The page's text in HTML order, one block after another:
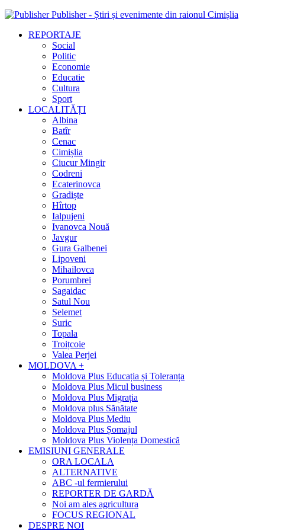
Publisher - Știri și evenimente din raionul Cimișlia
REPORTAJE
Social
Politic
Economie
Educatie
Cultura
Sport
LOCALITĂȚI
Albina
Batîr
Cenac
Cimișlia
Ciucur Mingir
Codreni
Ecaterinovca
Gradiște
Hîrtop
Ialpujeni
Ivanovca Nouă
Javgur
Gura Galbenei
Lipoveni
Mihailovca
Porumbrei
Sagaidac
Satul Nou
Selemet
Suric
Topala
Troițcoie
Valea Perjei
MOLDOVA +
Moldova Plus Educația și Toleranța
Moldova Plus Micul business
Moldova Plus Migrația
Moldova plus Sănătate
Moldova Plus Mediu
Moldova Plus Șomajul
Moldova Plus Violența Domestică
EMISIUNI GENERALE
ORA LOCALA
ALTERNATIVE
ABC -ul fermierului
REPORTER DE GARDĂ
Noi am ales agricultura
FOCUS REGIONAL
DESPRE NOI